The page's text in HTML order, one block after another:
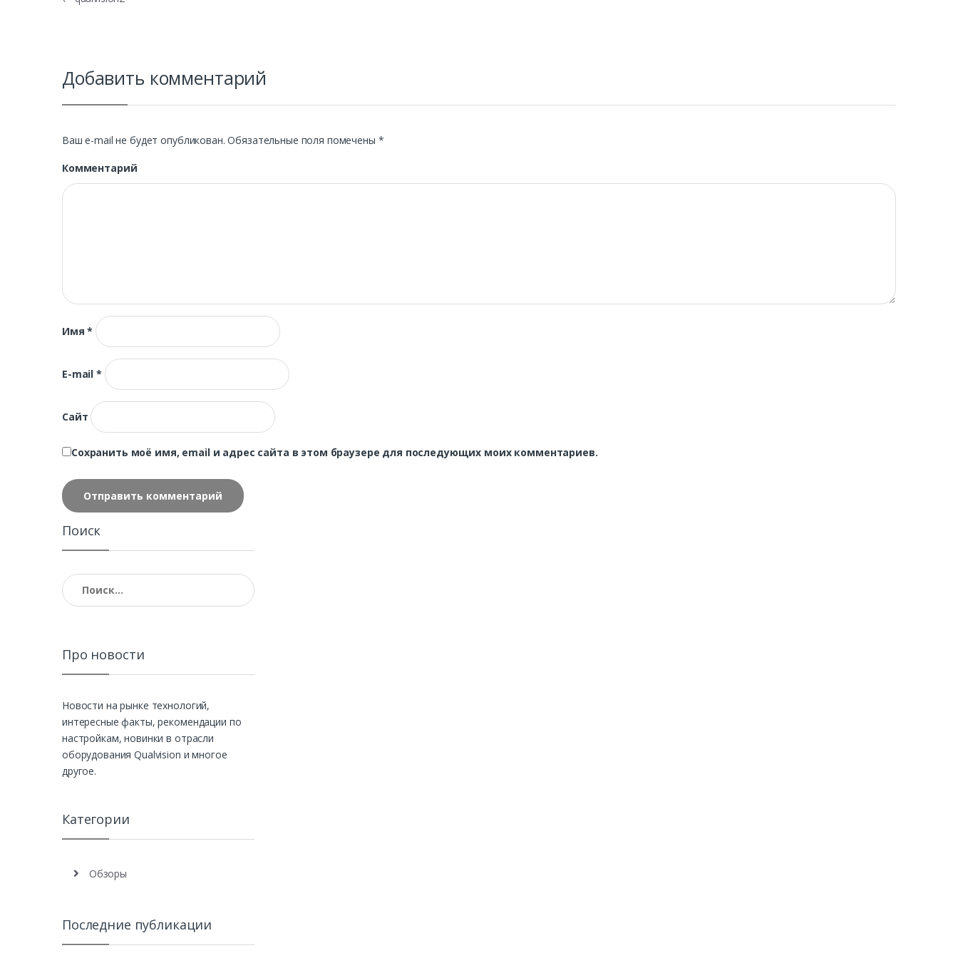
Добавить комментарий
Ваш e-mail не будет опубликован. Обязательные поля помечены *
Комментарий
Имя*
E-mail*
Сайт
Сохранить моё имя, email и адрес сайта в этом браузере для последующих моих комментариев.
Поиск
Найти:
Про новости
Новости на рынке технологий,
интересные факты, рекомендации по
настройкам, новинки в отрасли
оборудования Qualvision и многое
другое.
Категории
Обзоры
Последние публикации